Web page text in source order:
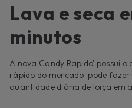
Lava e seca
minutos
A nova Candy Rapido' possui o
rápido do mercado: pode
quantidade diária de loiça em